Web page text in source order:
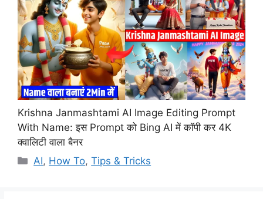
Krishna Janmashtami AI Image Editing Prompt
With Name: इस Prompt को Bing AI में कॉपी कर 4K
क्वालिटी वाला बैनर
Categories
AI, How To,Tips & Tricks